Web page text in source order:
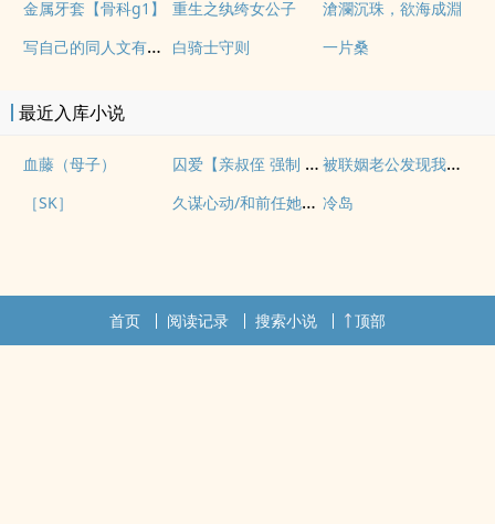
金属牙套【骨科g1】 重生之纨绔女公子 滄瀾沉珠，欲海成淵
写自己的同人文有什么问题！ 白骑士守则 一片桑
最近入库小说
血藤（母子） 囚爱【亲叔侄 强制 1v1 H】 被联姻老公发现我写po文后
［SK］ 久谋心动/和前任她小姨先婚后爱 冷岛
首页 阅读记录 搜索小说 顶部